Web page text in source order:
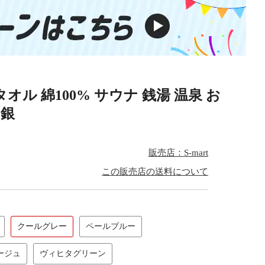
ル 綿100% サウナ 銭湯 温泉 お
販売店：S-mart
この販売店の送料について
クールグレー ペールブルー
ジュ ヴィヒタグリーン